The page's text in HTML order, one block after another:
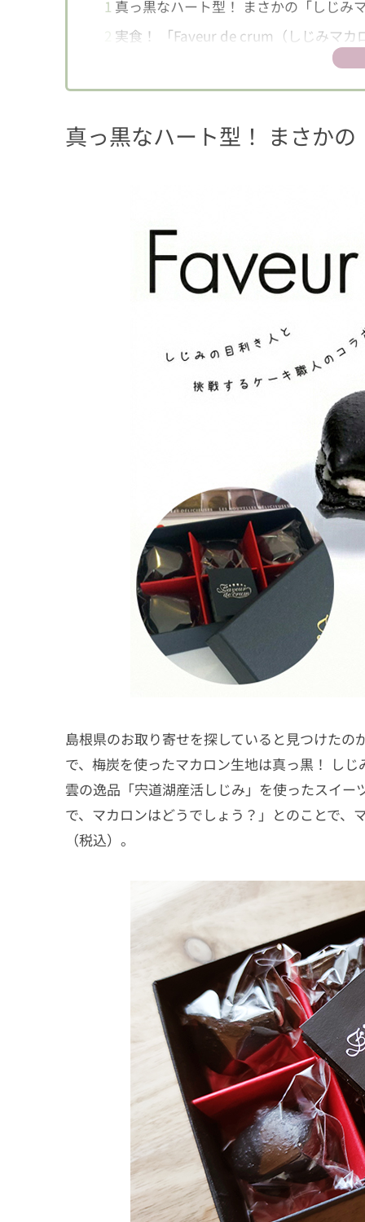
1 真っ黒なハート型！ まさかの「しじみ
2 実食！ 「Faveur de crum（しじみマカ
真っ黒なハート型！ まさか
島根県のお取り寄せを探していると見つけた
で、梅炭を使ったマカロン生地は真っ黒！ し
雲の逸品「宍道湖産活しじみ」を使ったスイ
で、マカロンはどうでしょう？」とのことで、
（税込）。